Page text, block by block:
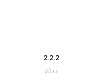
2.2.2
ورژن